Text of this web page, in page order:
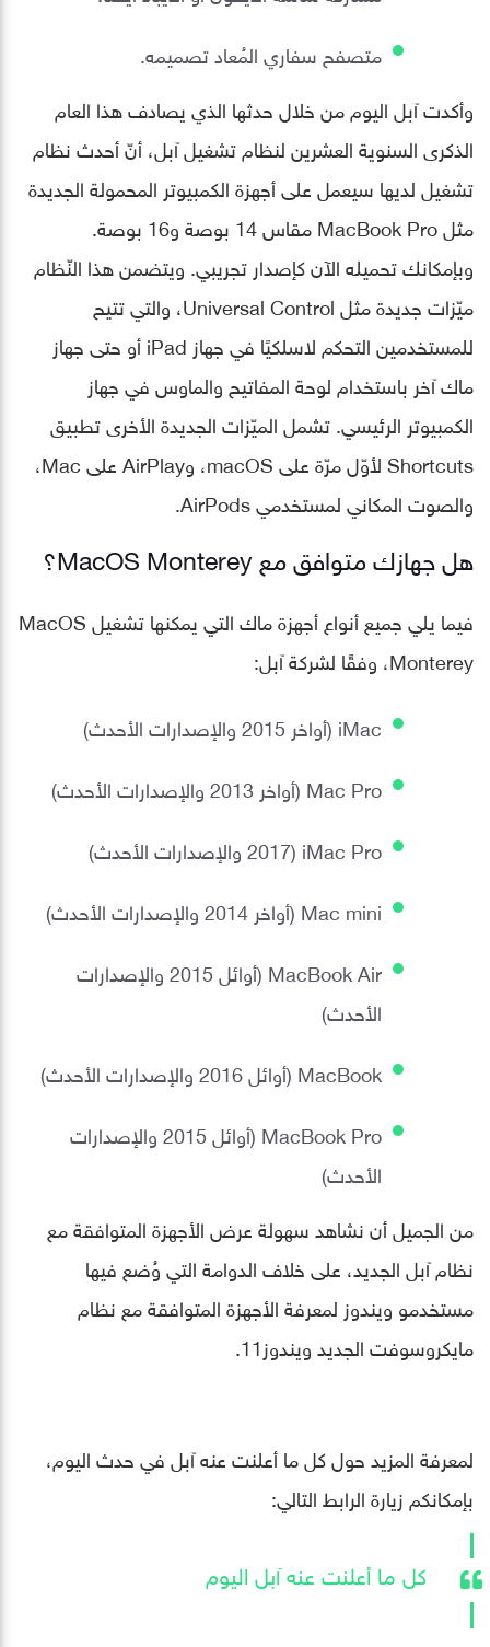
متصفح سفاري المُعاد تصميمه.
وأكدت آبل اليوم من خلال حدثها الذي يصادف هذا العام
الذكرى السنوية العشرين لنظام تشغيل آبل، أنّ أحدث نظام
تشغيل لديها سيعمل على أجهزة الكمبيوتر المحمولة الجديدة
مثل MacBook Pro مقاس 14 بوصة و16 بوصة.
وبإمكانك تحميله الآن كإصدار تجريبي. ويتضمن هذا النّظام
ميّزات جديدة مثل Universal Control، والتي تتيح
للمستخدمين التحكم لاسلكيًا في جهاز iPad أو حتى جهاز
ماك آخر باستخدام لوحة المفاتيح والماوس في جهاز
الكمبيوتر الرئيسي. تشمل الميّزات الجديدة الأخرى تطبيق
Shortcuts لأوّل مرّة على macOS، وAirPlay على Mac،
والصوت المكاني لمستخدمي AirPods.
هل جهازك متوافق مع MacOS Monterey؟
فيما يلي جميع أنواع أجهزة ماك التي يمكنها تشغيل MacOS
Monterey، وفقًا لشركة آبل:
iMac (أواخر 2015 والإصدارات الأحدث)
Mac Pro (أواخر 2013 والإصدارات الأحدث)
iMac Pro (2017 والإصدارات الأحدث)
Mac mini (أواخر 2014 والإصدارات الأحدث)
MacBook Air (أوائل 2015 والإصدارات
الأحدث)
MacBook (أوائل 2016 والإصدارات الأحدث)
MacBook Pro (أوائل 2015 والإصدارات
الأحدث)
من الجميل أن نشاهد سهولة عرض الأجهزة المتوافقة مع
نظام آبل الجديد، على خلاف الدوامة التي وُضع فيها
مستخدمو ويندوز لمعرفة الأجهزة المتوافقة مع نظام
مايكروسوفت الجديد ويندوز11.
لمعرفة المزيد حول كل ما أعلنت عنه آبل في حدث اليوم،
بإمكانكم زيارة الرابط التالي:
كل ما أعلنت عنه آبل اليوم